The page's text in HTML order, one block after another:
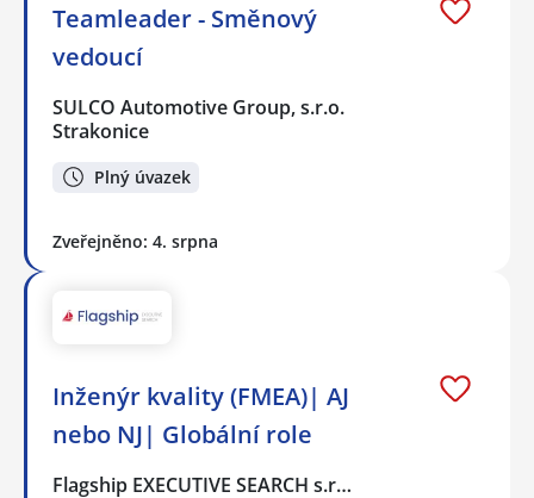
Teamleader - Směnový
vedoucí
SULCO Automotive Group, s.r.o.
Strakonice
Plný úvazek
Zveřejněno: 4. srpna
Inženýr kvality (FMEA)| AJ
nebo NJ| Globální role
Flagship EXECUTIVE SEARCH s.r…